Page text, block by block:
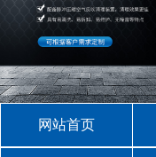
网站首页